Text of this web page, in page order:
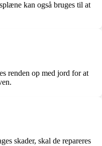
kan også bruges til at
renden op med jord for at
skader, skal de repareres